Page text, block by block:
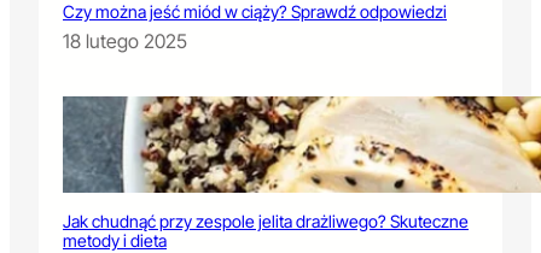
Czy można jeść miód w ciąży? Sprawdź odpowiedzi
18 lutego 2025
Jak chudnąć przy zespole jelita drażliwego? Skuteczne
metody i dieta